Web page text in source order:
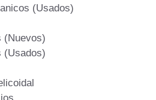
(Usados)
(Nuevos)
(Usados)